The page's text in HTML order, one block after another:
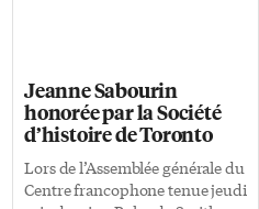
Derrick de Kerckhove, disciple
du maître, renouvelle les
refrains, tels que: le contenu et
le processus de la pensée de
celui qui utilise son ordinateur
Jeanne Sabourin
honorée par la Société
d’histoire de Toronto
Lors de l’Assemblée générale du
Centre francophone tenue jeudi